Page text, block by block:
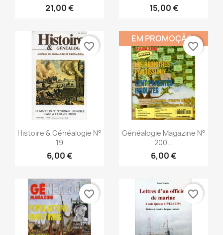
21,00 € 15,00 €
Vista rápida
Histoire & Généalogie N°
19
6,00 €
favorite_border
Vista rápida
Généalogie Magazine N°
200...
6,00 €
EM PROMOÇÃO!
favorite_border
favorite_border favorite_border